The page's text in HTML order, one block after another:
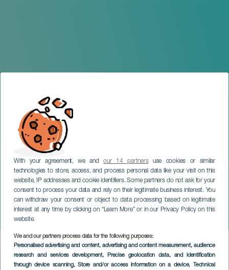
With your agreement, we andour 14 partnersuse cookies or similar
technologies to store, access, and process personal data like your visit on this
website, IP addresses and cookie identifiers. Some partners do not ask for your
consent to process your data and rely on their legitimate business interest. You
can withdraw your consent or object to data processing based on legitimate
interest at any time by clicking on “Learn More” or in our Privacy Policy on this
website.
We and our partners process data for the following purposes:
Personalised advertising and content, advertising and content measurement, audience
research and services development, Precise geolocation data, and identification
through device scanning, Store and/or access information on a device, Technical
39 Festival Internacional de
Música de Canarias en La
Palma
LA PALMA
Imagen
Listado